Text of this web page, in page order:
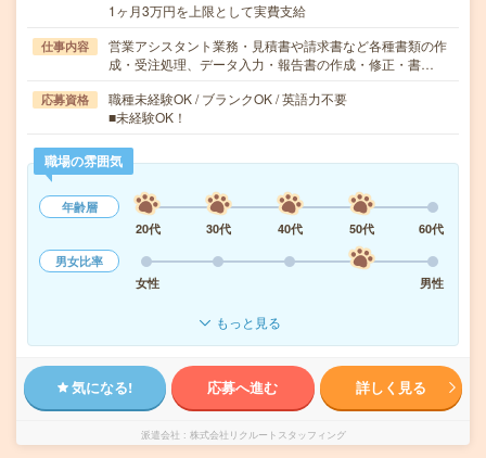
1ヶ月3万円を上限として実費支給
仕事内容
営業アシスタント業務・見積書や請求書など各種書類の作
成・受注処理、データ入力・報告書の作成・修正・書…
応募資格
職種未経験OK / ブランクOK / 英語力不要
■未経験OK！
職場の雰囲気
年齢層
20代
30代 40代 50代
60代
男女比率
女性
男性
もっと見る
気になる! 応募へ進む 詳しく見る
派遣会社 株式会社リクルートスタッフィング